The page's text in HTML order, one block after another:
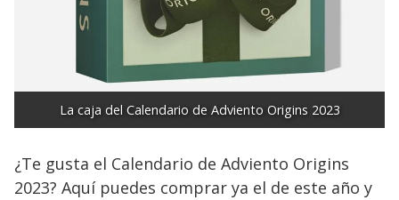
La caja del Calendario de Adviento Origins 2023
¿Te gusta el Calendario de Adviento Origins
2023? Aquí puedes comprar ya el de este año y